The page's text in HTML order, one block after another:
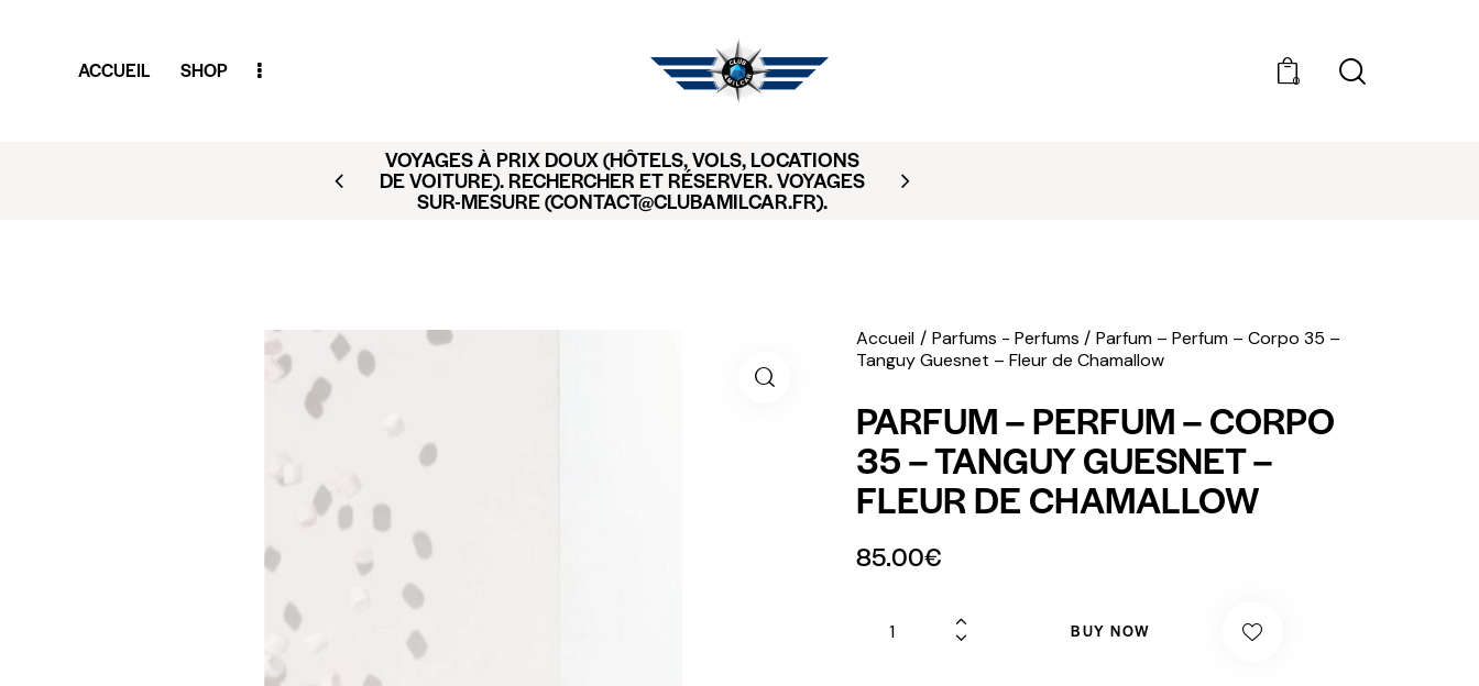
ACCUEIL SHOP 0
VOYAGES À PRIX DOUX (HÔTELS, VOLS, LOCATIONS
DE VOITURE). RECHERCHER ET RÉSERVER. VOYAGES
SUR-MESURE (CONTACT@CLUBAMILCAR.FR).
Accueil Parfums - Perfums
Parfum – Perfum – Corpo 35 –
Tanguy Guesnet – Fleur de Chamallow
PARFUM – PERFUM – CORPO
35 – TANGUY GUESNET –
FLEUR DE CHAMALLOW
85.00€
BUY NOW